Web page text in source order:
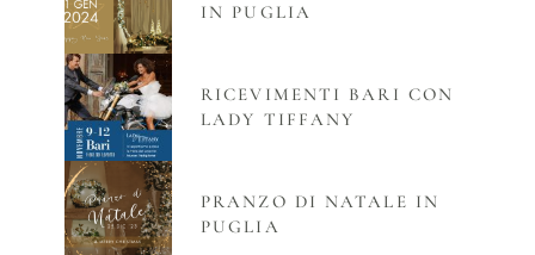
IN PUGLIA
RICEVIMENTI BARI CON
LADY TIFFANY
PRANZO DI NATALE IN
PUGLIA